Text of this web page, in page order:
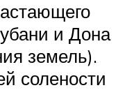
и Дона
земель).
солености